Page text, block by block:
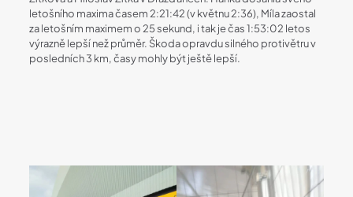
letošního maxima časem 2:21:42 (v květnu 2:36), Míla zaostal
za letošním maximem o 25 sekund, i tak je čas 1:53:02 letos
výrazně lepší než průměr. Škoda opravdu silného protivětru v
posledních 3 km, časy mohly být ještě lepší.